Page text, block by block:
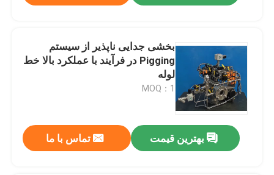
بخشی جدایی ناپذیر از سیستم
Pigging در فرآیند با عملکرد بالا خط
لوله
MOQ：1
بهترین قیمت تماس با ما